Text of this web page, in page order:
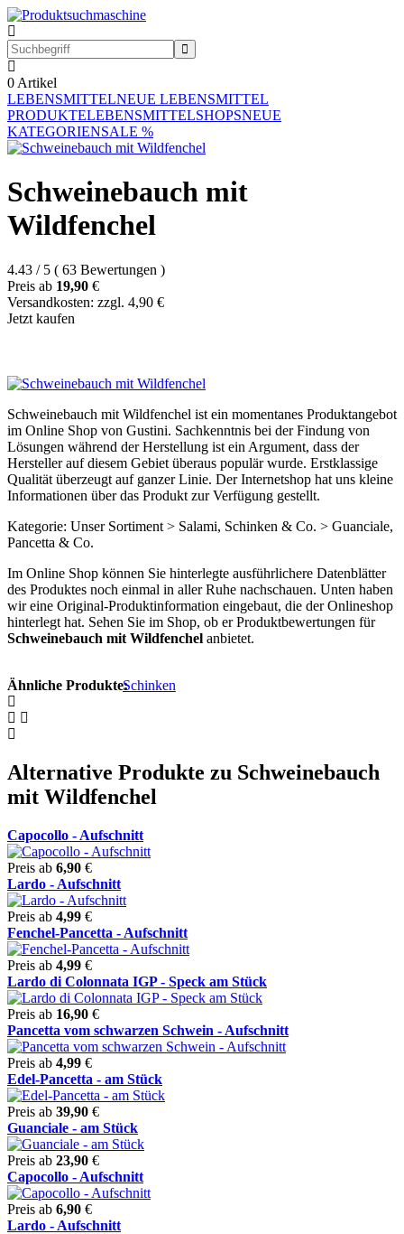
0 Artikel
LEBENSMITTELNEUE LEBENSMITTEL
PRODUKTELEBENSMITTELSHOPSNEUE
KATEGORIENSALE %
Schweinebauch mit
Wildfenchel
4.43 / 5 ( 63 Bewertungen )
Preis ab 19,90 €
Versandkosten: zzgl. 4,90 €
Jetzt kaufen
Schweinebauch mit Wildfenchel ist ein momentanes Produktangebot
im Online Shop von Gustini. Sachkenntnis bei der Findung von
Lösungen während der Herstellung ist ein Argument, dass der
Hersteller auf diesem Gebiet überaus populär wurde. Erstklassige
Qualität überzeugt auf ganzer Linie. Der Internetshop hat uns kleine
Informationen über das Produkt zur Verfügung gestellt.
Kategorie: Unser Sortiment > Salami, Schinken & Co. > Guanciale,
Pancetta & Co.
Im Online Shop können Sie hinterlegte ausführlichere Datenblätter
des Produktes noch einmal in aller Ruhe nachschauen. Unten haben
wir eine Original-Produktinformation eingebaut, die der Onlineshop
hinterlegt hat. Sehen Sie im Shop, ob er Produktbewertungen für
Schweinebauch mit Wildfenchel anbietet.
Ähnliche Produkte:Schinken
Alternative Produkte zu Schweinebauch
mit Wildfenchel
Capocollo - Aufschnitt
Preis ab 6,90 €
Lardo - Aufschnitt
Preis ab 4,99 €
Fenchel-Pancetta - Aufschnitt
Preis ab 4,99 €
Lardo di Colonnata IGP - Speck am Stück
Preis ab 16,90 €
Pancetta vom schwarzen Schwein - Aufschnitt
Preis ab 4,99 €
Edel-Pancetta - am Stück
Preis ab 39,90 €
Guanciale - am Stück
Preis ab 23,90 €
Capocollo - Aufschnitt
Preis ab 6,90 €
Lardo - Aufschnitt